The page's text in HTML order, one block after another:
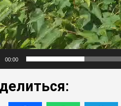
00:00